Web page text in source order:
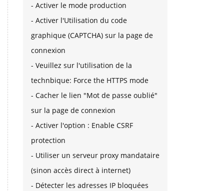
- Activer le mode production
- Activer l'Utilisation du code
graphique (CAPTCHA) sur la page de
connexion
- Veuillez sur l'utilisation de la
technbique: Force the HTTPS mode
- Cacher le lien "Mot de passe oublié"
sur la page de connexion
- Activer l'option : Enable CSRF
protection
- Utiliser un serveur proxy mandataire
(sinon accès direct à internet)
- Détecter les adresses IP bloquées